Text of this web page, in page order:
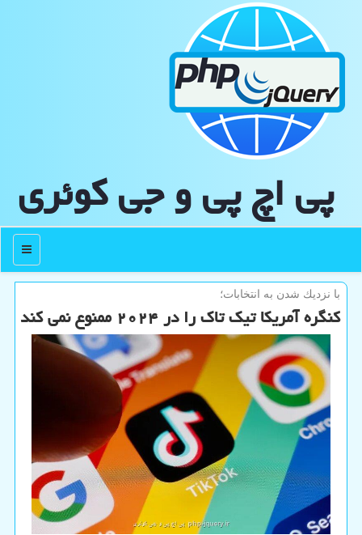
پی اچ پی و جی كوئری
منو
با نزدیك شدن به انتخابات؛
کنگره آمریکا تیک تاک را در ۲۰۲۴ ممنوع نمی کند